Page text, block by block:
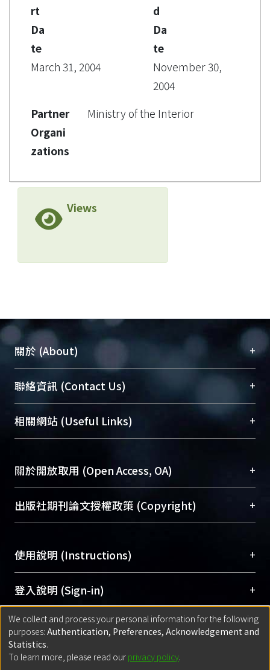
rt
Da
te
March 31, 2004
d
Da
te
November 30,
2004
Partner
Organi
zations
Ministry of the Interior
Views
關於 (About) +
臺大位居世界頂尖大學之列，為永久珍藏及向國際
展現本校豐碩的研究成果及學術能量，圖書館整合
機構典藏（NTUR）與學術庫（AH）不同功能平
台，成為臺大學術典藏NTU scholars。期能整合研
成果。
To permanently archive and promote researcher
profiles and scholarly works, Library integrates the
services of “NTU Repository” with “Academic
聯絡資訊 (Contact Us) +
總館學科館員(Main Library)
醫學圖書館學科館員(Medical Library)
Sciences Library)
相關網站 (Useful Links) +
關於開放取用 (Open Access, OA) +
開放取用是從使用者角度提升資訊取用性的社會運
動，應用在學術研究上是透過將研究著作公開供使
用逐年攀升。同時可加速研究發展、提升研究影響
Archive）平台。 （點選深入了解OA）
出版社期刊論文授權政策 (Copyright) +
含部分內容的版權非匯入者所有，或由第三方贊
助與合作完成，請確認該版權所有者及第三方同
意提供此授權。
Please represent that the submission is your
original work, and that you have the right to
grant the rights to upload.
若欲上傳已出版的全文電子檔，可使用
使用說明 (Instructions) +
網站簡介(Quickstart Guide)
使用手冊(Instruction Manual)
線上預約服務(Booking Service)
登入說明 (Sign-in) +
方案一：臺灣大學計算機中心帳號登入
(With C&INC Email Account)
方案二：ORCID帳號登入(With ORCID)
匯入著作 (Submission) +
方案一：定期更新ORCID者，以ID匯入
We collect and process your personal information for the following
purposes: Authentication, Preferences, Acknowledgement and
Statistics.
To learn more, please read our privacy policy.